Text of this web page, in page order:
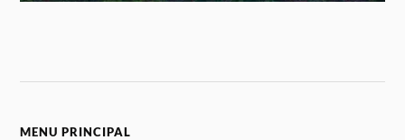
MENU PRINCIPAL